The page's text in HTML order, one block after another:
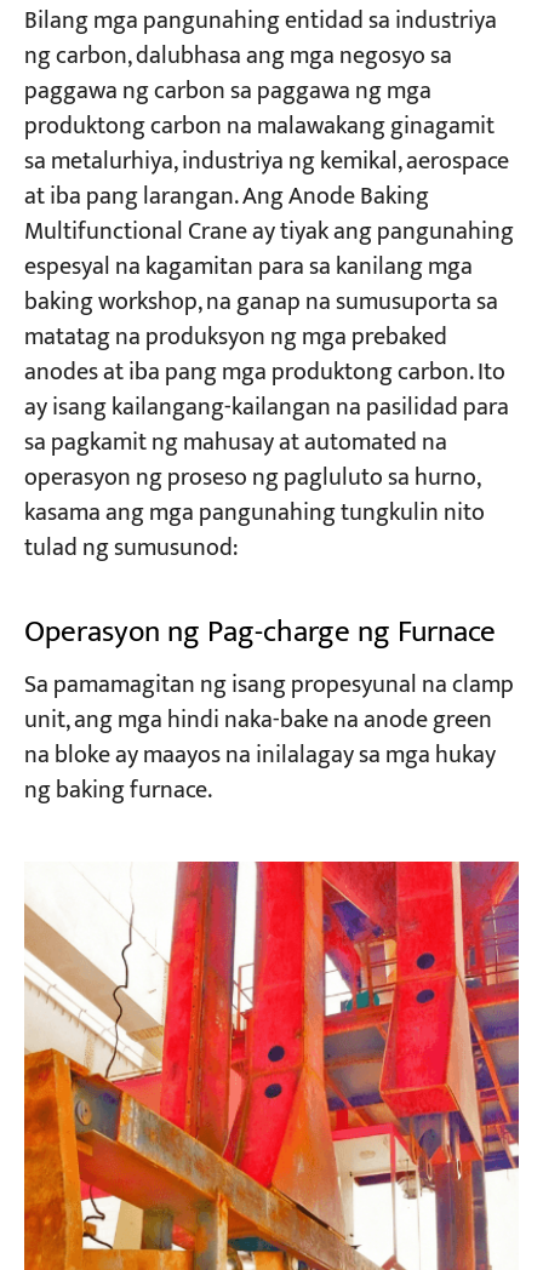
Bilang mga pangunahing entidad sa industriya
ng carbon, dalubhasa ang mga negosyo sa
paggawa ng carbon sa paggawa ng mga
produktong carbon na malawakang ginagamit
sa metalurhiya, industriya ng kemikal, aerospace
at iba pang larangan. Ang Anode Baking
Multifunctional Crane ay tiyak ang pangunahing
espesyal na kagamitan para sa kanilang mga
baking workshop, na ganap na sumusuporta sa
matatag na produksyon ng mga prebaked
anodes at iba pang mga produktong carbon. Ito
ay isang kailangang-kailangan na pasilidad para
sa pagkamit ng mahusay at automated na
operasyon ng proseso ng pagluluto sa hurno,
kasama ang mga pangunahing tungkulin nito
tulad ng sumusunod:
Operasyon ng Pag-charge ng Furnace
Sa pamamagitan ng isang propesyunal na clamp
unit, ang mga hindi naka-bake na anode green
na bloke ay maayos na inilalagay sa mga hukay
ng baking furnace.